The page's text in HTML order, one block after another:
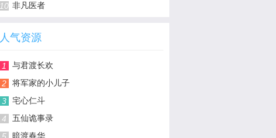
10 非凡医者
人气资源
1
与君渡长欢
2
将军家的小儿子
3
宅心仁斗
4
五仙诡事录
暗渡春华